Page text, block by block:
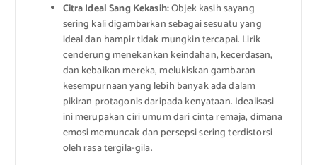
Citra Ideal Sang Kekasih:Objek kasih sayang
sering kali digambarkan sebagai sesuatu yang
ideal dan hampir tidak mungkin tercapai. Lirik
cenderung menekankan keindahan, kecerdasan,
dan kebaikan mereka, melukiskan gambaran
kesempurnaan yang lebih banyak ada dalam
pikiran protagonis daripada kenyataan. Idealisasi
ini merupakan ciri umum dari cinta remaja, dimana
emosi memuncak dan persepsi sering terdistorsi
oleh rasa tergila-gila.